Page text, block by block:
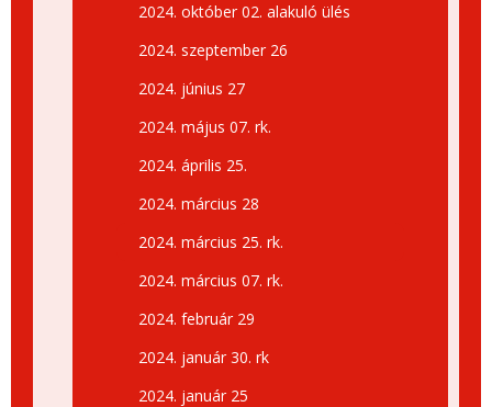
2024. október 02. alakuló ülés
2024. szeptember 26
2024. június 27
2024. május 07. rk.
2024. április 25.
2024. március 28
2024. március 25. rk.
2024. március 07. rk.
2024. február 29
2024. január 30. rk
2024. január 25